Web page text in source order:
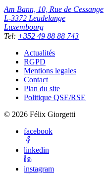
Am Bann, 10, Rue de Cessange
L-3372 Leudelange
Luxembourg
Tel: +352 49 88 88 743
Actualités
RGPD
Mentions legales
Contact
Plan du site
Politique QSE/RSE
© 2026 Félix Giorgetti
facebook
linkedin
instagram